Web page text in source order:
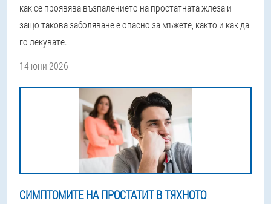
как се проявява възпалението на простатната жлеза и
защо такова заболяване е опасно за мъжете, както и как да
го лекувате.
14 юни 2026
СИМПТОМИТЕ НА ПРОСТАТИТ В ТЯХНОТО